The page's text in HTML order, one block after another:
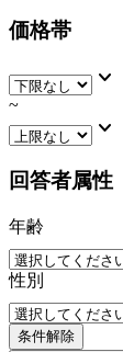
価格帯
keyboard_arrow_down
~
keyboard_arrow_down
回答者属性
年齢
性別
条件解除